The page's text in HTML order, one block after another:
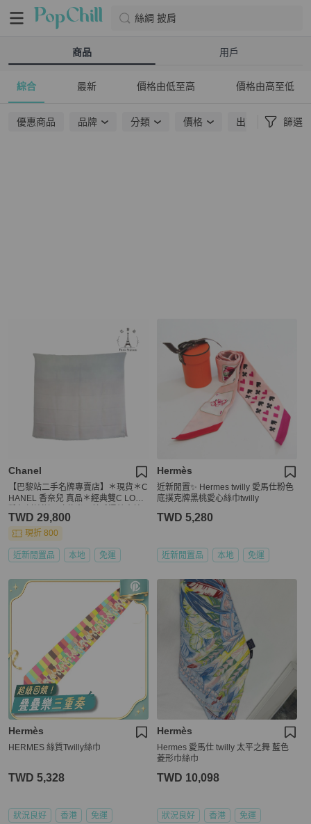
絲綢 披肩
商品 用戶
綜合 最新 價格由低至高 價格由高至低
優惠商品 品牌 分類 價格 出貨地點 篩選
Chanel
【巴黎站二手名牌專賣店】＊現貨＊C
HANEL 香奈兒 真品＊經典雙C LOGO
肩 長圍巾
TWD 29,800
現折 800
近新閒置品 本地 免運
Hermès
近新閒置✨ Hermes twilly 愛馬仕粉色
底撲克牌黑桃愛心絲巾twilly
TWD 5,280
近新閒置品 本地 免運
Hermès
HERMES 絲質Twilly絲巾
TWD 5,328
狀況良好 香港 免運
Hermès
Hermes 愛馬仕 twilly 太平之舞 藍色
菱形巾絲巾
TWD 10,098
狀況良好 香港 免運